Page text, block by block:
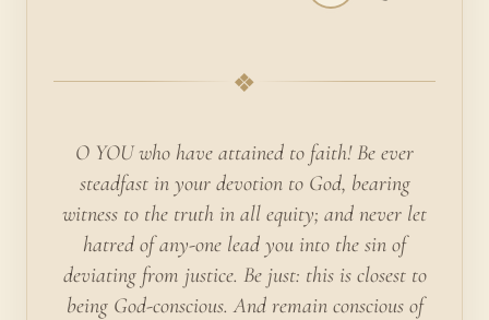
❖
O YOU who have attained to faith! Be ever
steadfast in your devotion to God, bearing
witness to the truth in all equity; and never let
hatred of any-one lead you into the sin of
deviating from justice. Be just: this is closest to
being God-conscious. And remain conscious of